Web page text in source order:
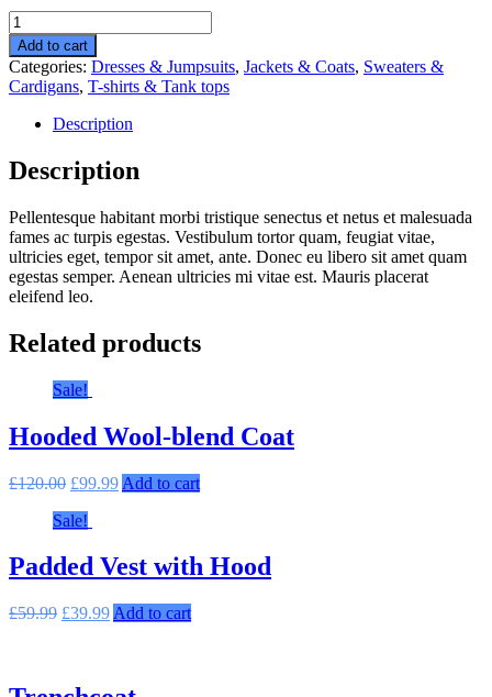
Cargo
Jacket
quantity
Add to cart
Categories: Dresses & Jumpsuits, Jackets & Coats, Sweaters &
Cardigans, T-shirts & Tank tops
Description
Description
Pellentesque habitant morbi tristique senectus et netus et malesuada
fames ac turpis egestas. Vestibulum tortor quam, feugiat vitae,
ultricies eget, tempor sit amet, ante. Donec eu libero sit amet quam
egestas semper. Aenean ultricies mi vitae est. Mauris placerat
eleifend leo.
Related products
Sale!
Hooded Wool-blend Coat
£120.00 £99.99 Add to cart
Sale!
Padded Vest with Hood
£59.99 £39.99 Add to cart